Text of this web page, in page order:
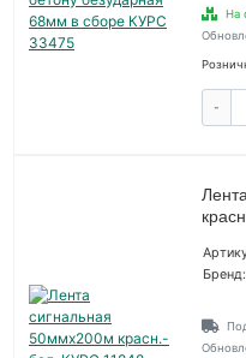
На
-
Бренд: